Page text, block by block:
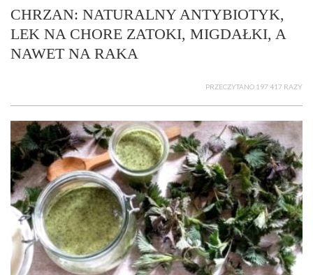
CHRZAN: NATURALNY ANTYBIOTYK,
LEK NA CHORE ZATOKI, MIGDAŁKI, A
NAWET NA RAKA
PRZECZYTANO 197 417 RAZY